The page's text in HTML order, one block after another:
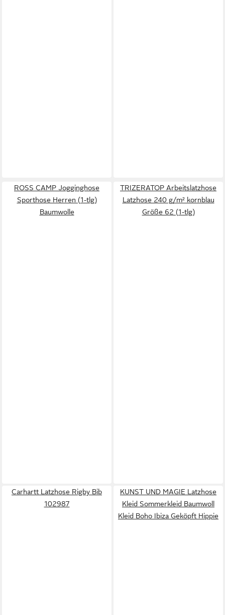
ROSS CAMP Jogginghose
Sporthose Herren (1-tlg)
Baumwolle
TRIZERATOP Arbeitslatzhose
Latzhose 240 g/m² kornblau
Größe 62 (1-tlg)
Carhartt Latzhose Rigby Bib
102987
KUNST UND MAGIE Latzhose
Kleid Sommerkleid Baumwoll
Kleid Boho Ibiza Geköpft Hippie